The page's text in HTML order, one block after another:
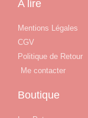
A lire
Mentions Légales
CGV
Politique de Retour
Me contacter
Boutique